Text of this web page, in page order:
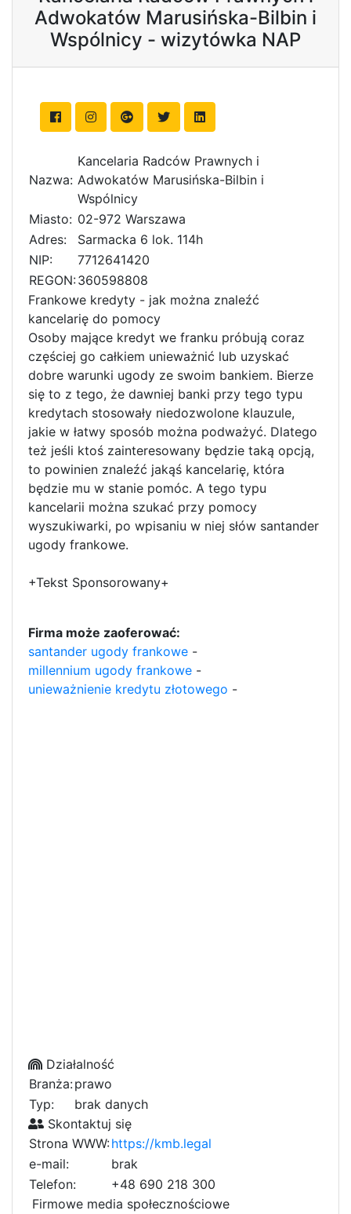
Adwokatów Marusińska-Bilbin i
Wspólnicy - wizytówka NAP
Nazwa:
Kancelaria Radców Prawnych i
Adwokatów Marusińska-Bilbin i
Wspólnicy
Miasto: 02-972 Warszawa
Adres:
Sarmacka 6 lok. 114h
NIP:
7712641420
REGON:360598808
Frankowe kredyty - jak można znaleźć
kancelarię do pomocy
Osoby mające kredyt we franku próbują coraz
częściej go całkiem unieważnić lub uzyskać
dobre warunki ugody ze swoim bankiem. Bierze
się to z tego, że dawniej banki przy tego typu
kredytach stosowały niedozwolone klauzule,
jakie w łatwy sposób można podważyć. Dlatego
też jeśli ktoś zainteresowany będzie taką opcją,
to powinien znaleźć jakąś kancelarię, która
będzie mu w stanie pomóc. A tego typu
kancelarii można szukać przy pomocy
wyszukiwarki, po wpisaniu w niej słów santander
ugody frankowe.
+Tekst Sponsorowany+
Firma może zaoferować:
santander ugody frankowe -
millennium ugody frankowe -
unieważnienie kredytu złotowego -
Działalność
Branża:prawo
Typ:
brak danych
Skontaktuj się
Strona WWW:https://kmb.legal
e-mail:
brak
Telefon:
+48 690 218 300
Firmowe media społecznościowe